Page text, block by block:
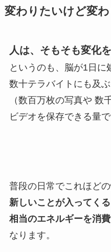
変わりたいけど変
人は、そもそも変化
というのも、脳が1日に
数十テラバイトにも及
（数百万枚の写真や 数
ビデオを保存できる量で
普段の日常でこれほど
新しいことが入ってく
相当のエネルギーを消
なります。